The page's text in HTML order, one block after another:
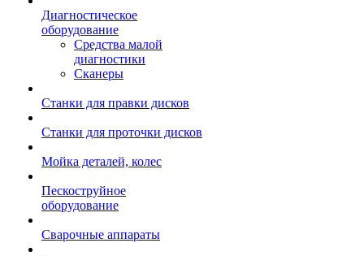
Диагностическое
оборудование
Средства малой
диагностики
Сканеры
Станки для правки дисков
Станки для проточки дисков
Мойка деталей, колес
Пескоструйное
оборудование
Сварочные аппараты